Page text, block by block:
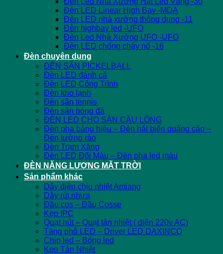
Đèn LED Linear High Bay -MDA
Đèn LED nhà xưởng thông dụng -11
Đèn highbay led -UFO
Đèn Led Nhà Xưởng UFO -UFO
Đèn LED chống cháy nổ -16
Đèn chuyên dụng
ĐÈN SÂN PICKELBALL
Đèn LED đánh cá
Đèn LED Công Trình
Đèn kho lạnh
Đèn sân tennis
Đèn sân bóng đá
ĐÈN LED CHO SÂN CẦU LÔNG
Đèn pha bảng hiệu – Đèn hắt biển quảng cáo –
Đèn tường rào
Đèn Trạm Xăng
Đèn LED Đổi Màu – Đèn pha led màu
ĐÈN NĂNG LƯỢNG MẶT TRỜI
Sản phẩm khác
Dây điện chịu nhiệt Amiang
Dây rút nhựa
Đầu cos – Đầu Cosse
Kẹp IPC
Quạt hút – Quạt tản nhiệt ( điện 220v AC)
Tăng phô LED – Driver LED DAXINCO
Chip led – Bóng led
Keo Tản Nhiệt